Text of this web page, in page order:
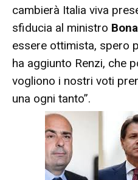
cambierà Italia viva
sfiducia al ministro
essere ottimista, spero
ha aggiunto Renzi, che
vogliono i nostri voti
una ogni tanto”.